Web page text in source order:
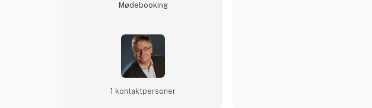
Møde­booking
1 kontakt­personer